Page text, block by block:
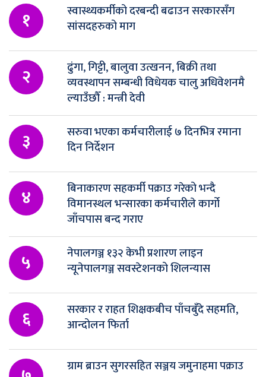
१
स्वास्थ्यकर्मीको दरबन्दी बढाउन सरकारसँग
सांसदहरुको माग
२
ढुंगा, गिट्टी, बालुवा उत्खनन, बिक्री तथा
व्यवस्थापन सम्बन्धी विधेयक चालु अधिवेशनमै
ल्याउँछौँ : मन्त्री देवी
३
सरुवा भएका कर्मचारीलाई ७ दिनभित्र रमाना
दिन निर्देशन
४
बिनाकारण सहकर्मी पक्राउ गरेको भन्दै
विमानस्थल भन्सारका कर्मचारीले कार्गो
जाँचपास बन्द गराए
५
नेपालगञ्ज १३२ केभी प्रशारण लाइन
न्यूनेपालगञ्ज सवस्टेशनको शिलन्यास
६
सरकार र राहत शिक्षकबीच पाँचबुँदे सहमति,
आन्दोलन फिर्ता
ग्राम ब्राउन सुगरसहित सञ्जय जमुनाहमा पक्राउ